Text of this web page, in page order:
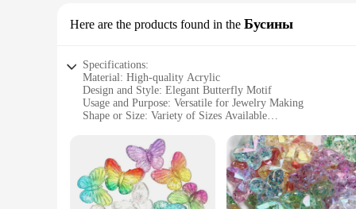
Here are the products found in the Бусины
Specifications:
Material: High-quality Acrylic
Design and Style: Elegant Butterfly Motif
Usage and Purpose: Versatile for Jewelry Making
Shape or Size: Variety of Sizes Available
Performance and Property: Durable and Lightweight
Features:
**Elegant Craftsmanship and Versatility**
Our Acrylic Butterfly Beads are not just charming; they are
making it perfect for creating unique and eye-catching